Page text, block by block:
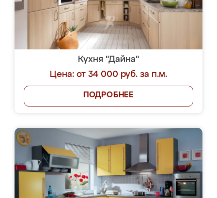
Кухня "Дайна"
Цена: от 34 000 руб. за п.м.
ПОДРОБНЕЕ